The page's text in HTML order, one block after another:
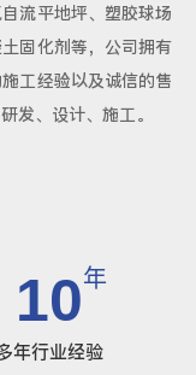
流平地坪、塑胶球场
固化剂等，公司拥有
工经验以及诚信的售
发、设计、施工。
10年
年行业经验